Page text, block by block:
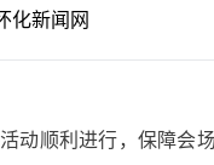
化新闻网
顺利进行，保障会